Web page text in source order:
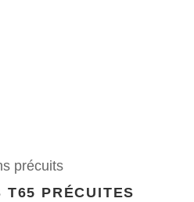
précuits
T65 PRÉCUITES